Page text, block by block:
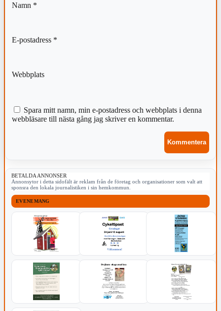
Namn *
E-postadress *
Webbplats
Spara mitt namn, min e-postadress och webbplats i denna
webbläsare till nästa gång jag skriver en kommentar.
BETALDA ANNONSER
Annonsytor i detta sidofält är reklam från de företag och organisationer som valt att
sponsra den lokala journalistiken i sin hemkommun.
EVENEMANG